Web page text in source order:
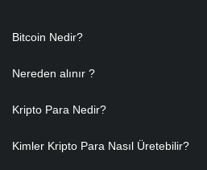
Bitcoin Nedir?
Nereden alınır ?
Kripto Para Nedir?
Kimler Kripto Para Nasıl Üretebilir?